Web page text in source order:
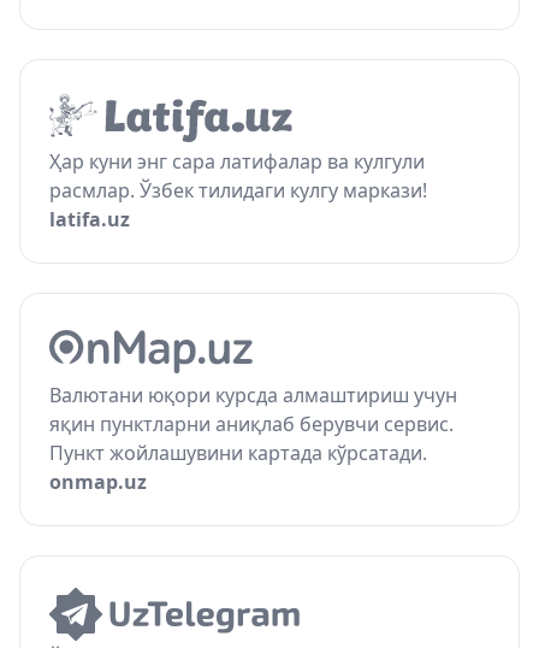
Ҳар куни энг сара латифалар ва кулгули
расмлар. Ўзбек тилидаги кулгу маркази!
latifa.uz
Валютани юқори курсда алмаштириш учун
яқин пунктларни аниқлаб берувчи сервис.
Пункт жойлашувини картада кўрсатади.
onmap.uz